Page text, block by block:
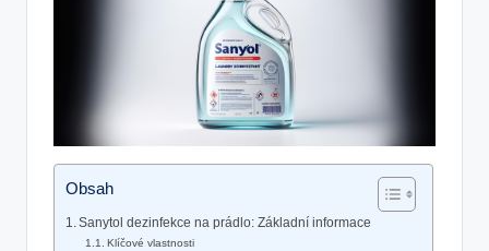
Obsah
Sanytol dezinfekce na prádlo: Základní informace
Klíčové vlastnosti